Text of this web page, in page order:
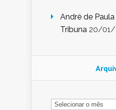
André de
Tribuna 20/01/
Arquivo